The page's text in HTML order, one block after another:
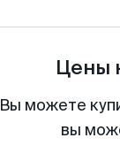
Цены
можете
вы